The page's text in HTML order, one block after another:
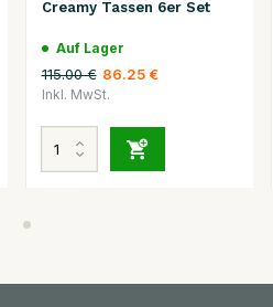
Creamy Tassen 6er Set
Auf Lager
115.00 € 86.25 €
Inkl. MwSt.